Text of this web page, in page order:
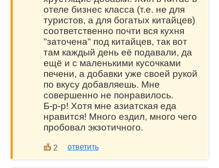
отеле бизнес класса (т.е. не для
туристов, а для богатых китайцев)
соответственно почти вся кухня
"заточена" под китайцев, так вот
там каждый день её подавали, да
ещё и с маленькими кусочками
печени, а добавки уже своей рукой
по вкусу добавляешь. Мне
совершенно не понравилось.
Б-р-р! Хотя мне азиатская еда
нравится! Много ездил, много чего
пробовал экзотичного.
2 ответить